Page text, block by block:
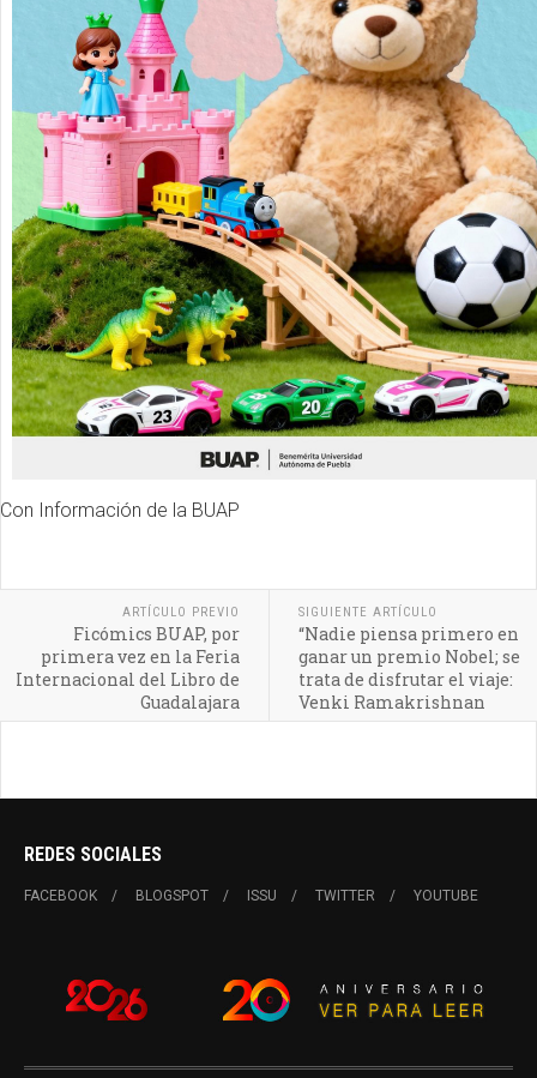
Con Información de la BUAP
ARTÍCULO PREVIO
Ficómics BUAP, por
primera vez en la Feria
Internacional del Libro de
Guadalajara
SIGUIENTE ARTÍCULO
“Nadie piensa primero en
ganar un premio Nobel; se
trata de disfrutar el viaje:
Venki Ramakrishnan
REDES SOCIALES
FACEBOOK BLOGSPOT ISSU TWITTER YOUTUBE